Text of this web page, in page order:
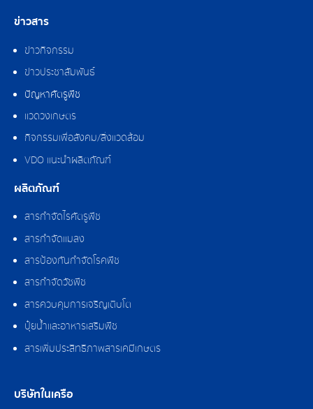
ข่าวสาร
ข่าวกิจกรรม
ข่าวประชาสัมพันธ์
ปัญหาศัตรูพืช
แวดวงเกษตร
กิจกรรมเพื่อสังคม/สิ่งแวดล้อม
VDO แนะนำผลิตภัณฑ์
ผลิตภัณฑ์
สารกำจัดไรศัตรูพืช
สารกำจัดแมลง
สารป้องกันกำจัดโรคพืช
สารกำจัดวัชพืช
สารควบคุมการเจริญเติบโต
ปุ๋ยน้ำและอาหารเสริมพืช
สารเพิ่มประสิทธิภาพสารเคมีเกษตร
บริษัทในเครือ